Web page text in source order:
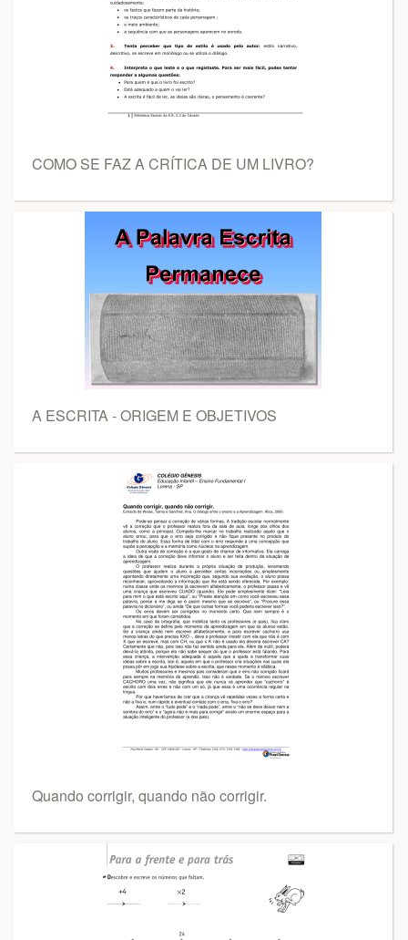
COMO SE FAZ A CRÍTICA DE UM LIVRO?
A ESCRITA - ORIGEM E OBJETIVOS
Quando corrigir, quando não corrigir.